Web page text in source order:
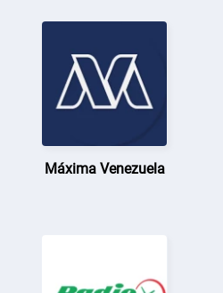
Máxima Venezuela